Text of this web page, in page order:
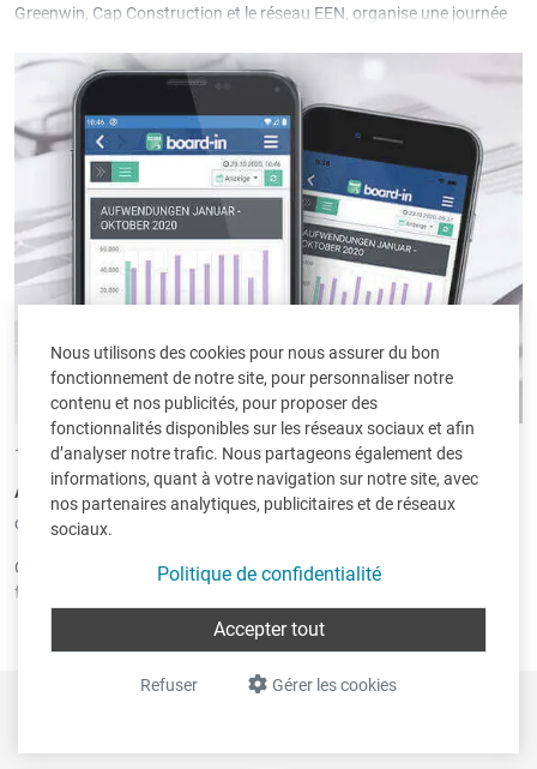
Nous utilisons des cookies pour nous assurer du bon
fonctionnement de notre site, pour personnaliser notre
contenu et nos publicités, pour proposer des
fonctionnalités disponibles sur les réseaux sociaux et afin
d’analyser notre trafic. Nous partageons également des
informations, quant à votre navigation sur notre site, avec
nos partenaires analytiques, publicitaires et de réseaux
sociaux.
Politique de confidentialité
Gérer les cookies
Refuser
Accepter tout
Greenwin, Cap Construction et le réseau EEN, organise une journée
construction durable" à Bettembourg, au Grand-Duché de
Luxembourg.
13/01/2021 •par Andreas Classen
Appli Board-in disponible pour android et iOS
classé sous:
Grâce à l'application Board-in, vous pouvez vous connecter
facilement et en toute sécurité à votre portail Board-in. Si vous le
souhaitez, l'accès à Board-in peut être lié à l'identification de votre